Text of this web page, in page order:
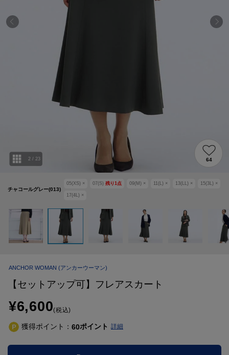
チャコールグレー(013)
05(XS) × 07(S) 残り 1点 09(M) × 11(L) × 13(LL) × 15(3L) ×
17(4L) ×
2 / 23 64
ANCHOR WOMAN (アンカーウーマン)
【セットアップ可】フレアスカート
¥6,600(税込)
獲得ポイント： 60ポイント 詳細